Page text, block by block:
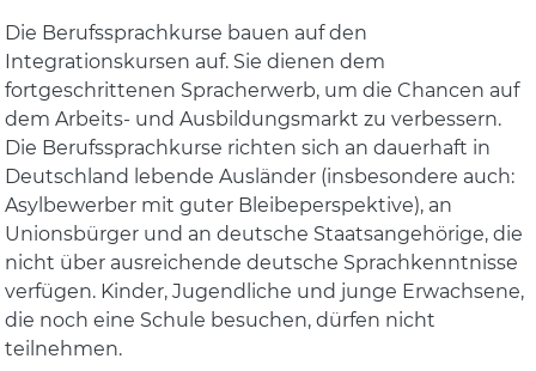
Die Berufssprachkurse bauen auf den
Integrationskursen auf. Sie dienen dem
fortgeschrittenen Spracherwerb, um die Chancen auf
dem Arbeits- und Ausbildungsmarkt zu verbessern.
Die Berufssprachkurse richten sich an dauerhaft in
Deutschland lebende Ausländer (insbesondere auch:
Asylbewerber mit guter Bleibeperspektive), an
Unionsbürger und an deutsche Staatsangehörige, die
nicht über ausreichende deutsche Sprachkenntnisse
verfügen. Kinder, Jugendliche und junge Erwachsene,
die noch eine Schule besuchen, dürfen nicht
teilnehmen.